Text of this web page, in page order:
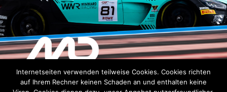
IMPRESSUM
DATENSCHUTZERKLÄRUNG
DISCLAIMER
Internetseiten verwenden teilweise Cookies. Cookies richten
auf Ihrem Rechner keinen Schaden an und enthalten keine